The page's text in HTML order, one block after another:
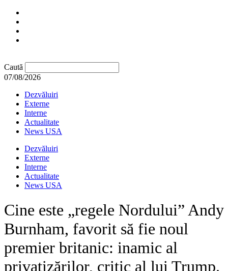
Caută
07/08/2026
Dezvăluiri
Externe
Interne
Actualitate
News USA
Dezvăluiri
Externe
Interne
Actualitate
News USA
Cine este „regele Nordului” Andy
Burnham, favorit să fie noul
premier britanic: inamic al
privatizărilor, critic al lui Trump.